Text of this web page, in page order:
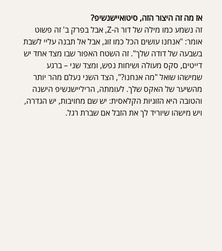
אז מה זה היצור הזה, סיטואיישנשיפ?
זה נשמע כמו מילה של דור ה-Z, אבל בפרק ב' זה פשוט
אומר: "אנחנו עושים הכל כמו זוג, אבל אל תבנה עליי לשבת
בשבעה של דודה שלך". זה השטח האפור שבו מצד אחד יש
דייטים, סקס מעולה ושיחות נפש, ומצד שני – ברגע
שמישהו שואל "מה אנחנו?", הצד השני נעלם מהר יותר
מהשיער של האקס שלך. לעומתה, הריליישנשיפ הישנה
והטובה היא הזוגיות הקלאסית: יש שם מחויבות, יש הגדרה,
ויש מישהו שיוריד לך את הזבל אם שברת רגל.